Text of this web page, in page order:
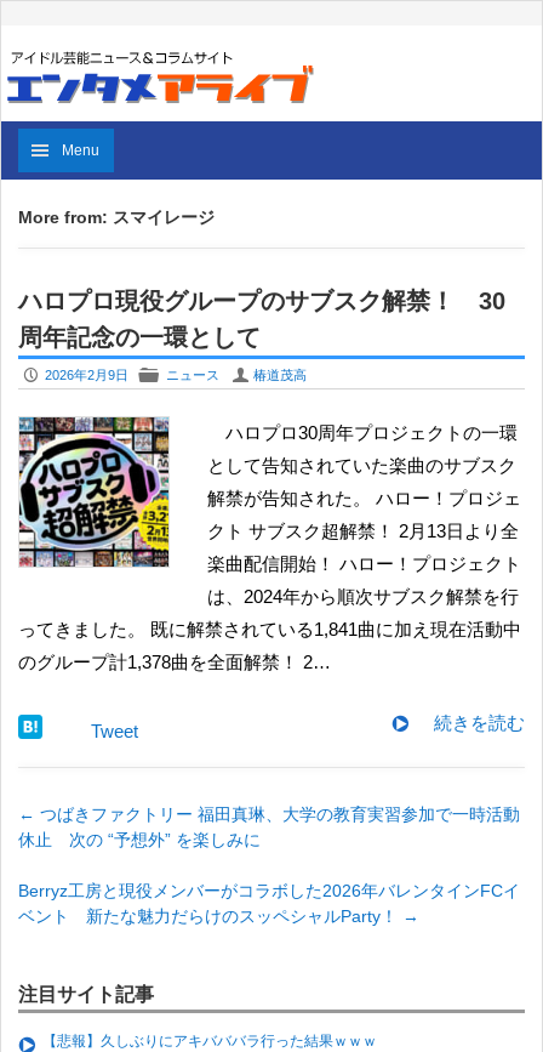
Menu
More from: スマイレージ
ハロプロ現役グループのサブスク解禁！ 30
周年記念の一環として
P 2026年2月9日 F ニュース U 椿道茂高
ハロプロ30周年プロジェクトの一環
として告知されていた楽曲のサブスク
解禁が告知された。 ハロー！プロジェ
クト サブスク超解禁！ 2月13日より全
楽曲配信開始！ ハロー！プロジェクト
は、2024年から順次サブスク解禁を行
ってきました。 既に解禁されている1,841曲に加え現在活動中
のグループ計1,378曲を全面解禁！ 2…
続きを読む
Tweet
← つばきファクトリー 福田真琳、大学の教育実習参加で一時活動
休止 次の “予想外” を楽しみに
Berryz工房と現役メンバーがコラボした2026年バレンタインFCイ
ベント 新たな魅力だらけのスッペシャルParty！
→
注目サイト記事
【悲報】久しぶりにアキバババラ行った結果ｗｗｗ